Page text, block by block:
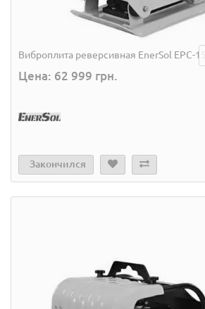
Виброплита реверсивная EnerSol EPC-
Цена: 62 999 грн.
Закончился